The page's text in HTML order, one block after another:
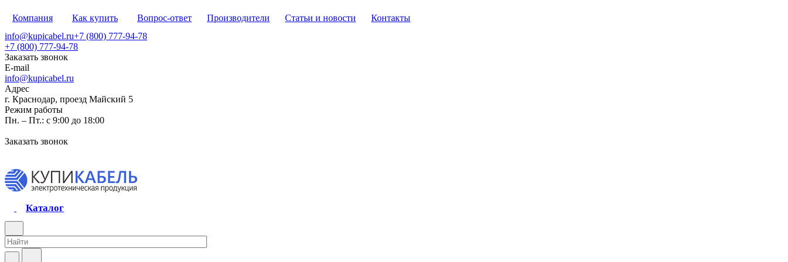
Компания Как купить Вопрос-ответ Производители Статьи и новости
Контакты
info@kupicabel.ru+7 (800) 777-94-78
+7 (800) 777-94-78
Заказать звонок
E-mail
info@kupicabel.ru
Адрес
г. Краснодар, проезд Майский 5
Режим работы
Пн. – Пт.: с 9:00 до 18:00
Заказать звонок
Каталог